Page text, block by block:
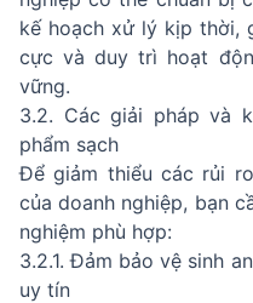
kế hoạch xử lý kịp thời,
cực và duy trì hoạt
vững.
3.2. Các giải pháp và
phẩm sạch
Để giảm thiểu các rủi
của doanh nghiệp, bạn
nghiệm phù hợp:
3.2.1. Đảm bảo vệ sinh
uy tín